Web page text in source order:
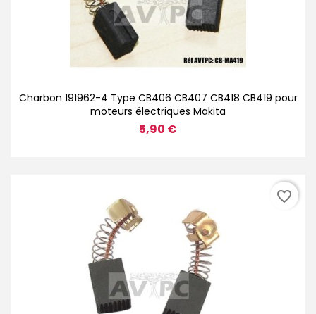
Charbon 191962-4 Type CB406 CB407 CB418 CB419 pour
moteurs électriques Makita
5,90 €
favorite_border